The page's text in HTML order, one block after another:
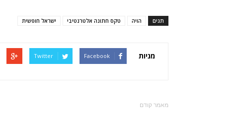
תגים הויה טקס חתונה אלטרנטיבי ישראל חופשית
מניות Facebook
Twitter
מאמר קודם